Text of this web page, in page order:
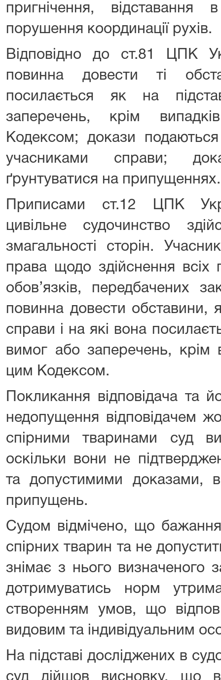
пригнічення,
порушення координації рухів.
Відповідно до ст.81 ЦПК
повинна довести ті
посилається як на
заперечень, крім
Кодексом; докази
учасниками справи;
ґрунтуватися на припущеннях.
Приписами ст.12 ЦПК
цивільне судочинство
змагальності сторін.
права щодо здійснення всіх
обов’язків, передбачених
повинна довести обставини,
справи і на які вона
вимог або заперечень, крім
цим Кодексом.
Покликання відповідача та
недопущення відповідачем
спірними тваринами суд
оскільки вони не
та допустимими доказами,
припущень.
Судом відмічено, що бажання
спірних тварин та не
знімає з нього визначеного
дотримуватись норм
створенням умов, що
видовим та індивідуальним
На підставі досліджених в
суд дійшов висновку, що